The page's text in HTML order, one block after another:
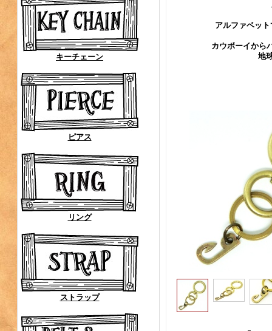
キーチェーン
ピアス
リング
ストラップ
アルファベッ
カウボーイから
地